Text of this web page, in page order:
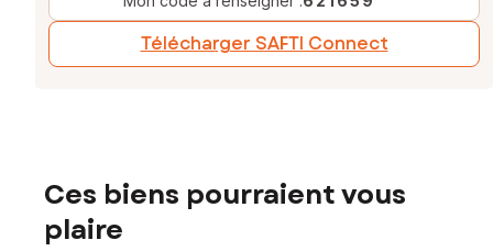
Télécharger SAFTI Connect
Ces biens pourraient vous
plaire